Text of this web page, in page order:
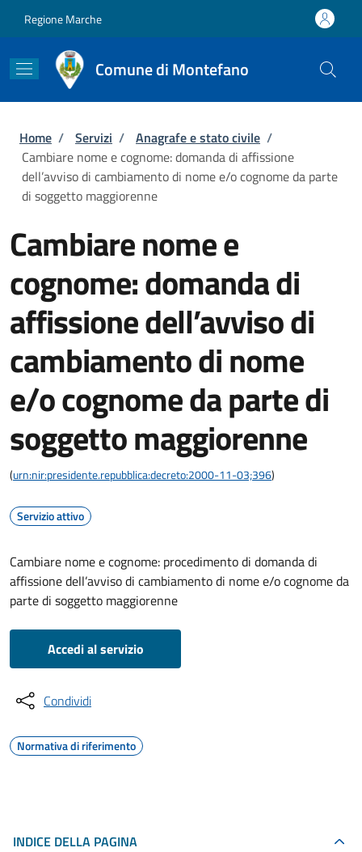
Regione Marche
Comune di Montefano
Briciole di pane
Home / Servizi / Anagrafe e stato civile /
Cambiare nome e cognome: domanda di affissione
dell’avviso di cambiamento di nome e/o cognome da parte
di soggetto maggiorenne
Cambiare nome e
cognome: domanda di
affissione dell’avviso di
cambiamento di nome
e/o cognome da parte di
soggetto maggiorenne
(urn:nir:presidente.repubblica:decreto:2000-11-03;396)
Servizio attivo
Cambiare nome e cognome: procedimento di domanda di
affissione dell’avviso di cambiamento di nome e/o cognome da
parte di soggetto maggiorenne
Accedi al servizio
Condividi
Normativa di riferimento
INDICE DELLA PAGINA